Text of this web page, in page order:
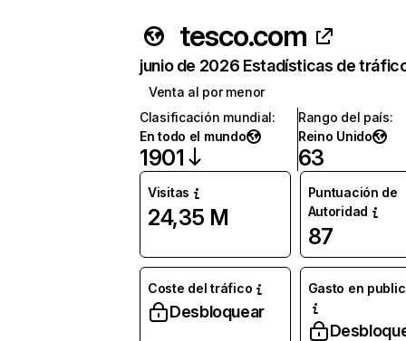
tesco.com
junio de 2026 Estadísticas de
Venta al por menor
Clasificación mundial:
En todo el mundo
1901
Rango del país:
Reino Unido
63
Visitas
24,35 M
Puntuación de
Autoridad
87
Coste del tráfico
Desbloquear
Gasto en